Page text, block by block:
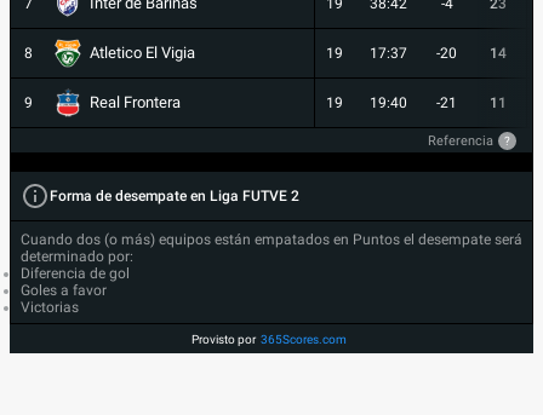
7 19 38:42 -4 23
8 Atletico El Vigia 19 17:37 -20 14
9 Real Frontera 19 19:40 -21 11
Referencia ?
Forma de desempate en Liga FUTVE 2
Cuando dos (o más) equipos están empatados en Puntos el desempate será
determinado por:
Diferencia de gol
Goles a favor
Victorias
Provisto por 365Scores.com